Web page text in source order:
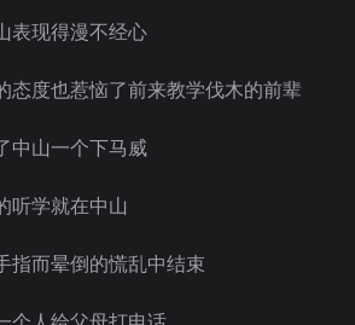
表现得漫不经心
态度也惹恼了前来教学伐木的前辈
中山一个下马威
听学就在中山
指而晕倒的慌乱中结束